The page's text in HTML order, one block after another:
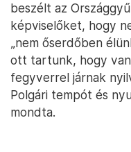
beszélt az
képviselőket, hogy
„nem őserdőben
ott tartunk, hogy
fegyverrel járnak
Polgári tempót és
mondta.